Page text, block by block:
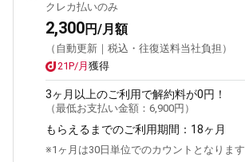
クレカ払いのみ
2,300円/月額
（自動更新｜税込・往復送料当社負担）
21P/月 獲得
3ヶ月 以上のご利用で解約料が0円！
（最低お支払い金額： 6,900円 ）
もらえるまでのご利用期間： 18ヶ月
※1ヶ月は30日単位でのカウントとなります